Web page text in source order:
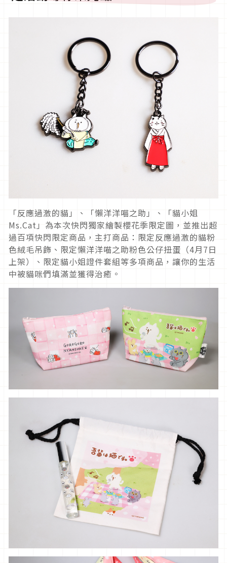
「反應過激的貓」、「懶洋洋喵之助」、「貓小姐
Ms.Cat」為本次快閃獨家繪製櫻花季限定圖，並推出超
過百項快閃限定商品，主打商品：限定反應過激的貓粉
色絨毛吊飾、限定懶洋洋喵之助粉色公仔扭蛋（4月7日
上架）、限定貓小姐證件套組等多項商品，讓你的生活
中被貓咪們填滿並獲得治癒。